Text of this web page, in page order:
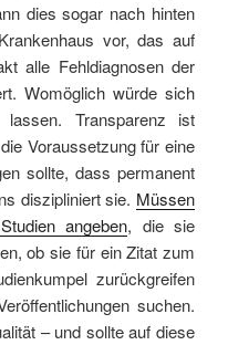
dies sogar nach hinten
vor, das auf
alle Fehldiagnosen der
Womöglich würde sich
Transparenz ist
Voraussetzung für eine
sollte, dass permanent
diszipliniert sie. Müssen
angeben, die sie
ob sie für ein Zitat zum
zurückgreifen
suchen.
– und sollte auf diese